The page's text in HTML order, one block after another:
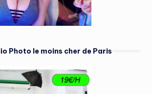
Photo le moins cher de Paris